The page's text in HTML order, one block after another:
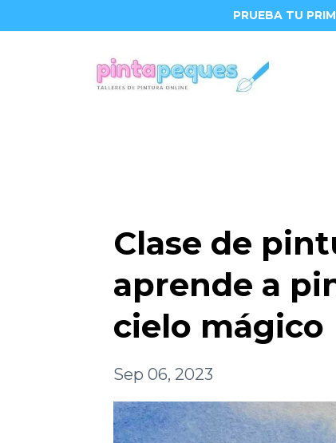
PRUEBA TU
Clase de
aprende a
cielo mágico
Sep 06, 2023